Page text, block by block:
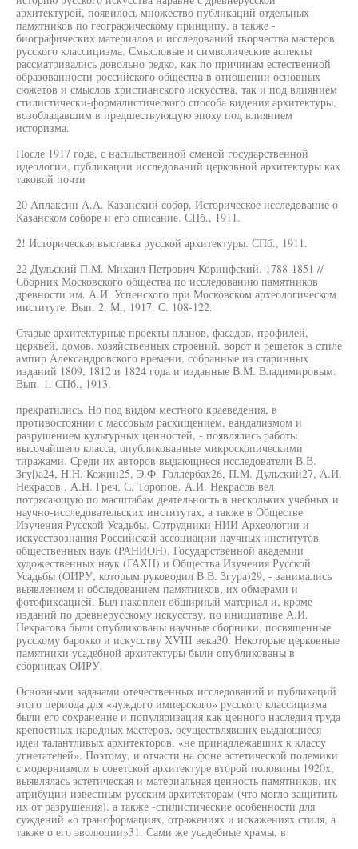
архитектурой, появилось множество публикаций отдельных
памятников по географическому принципу, а также -
биографических материалов и исследований творчества мастеров
русского классицизма. Смысловые и символические аспекты
рассматривались довольно редко, как по причинам естественной
образованности российского общества в отношении основных
сюжетов и смыслов христианского искусства, так и под влиянием
стилистически-формалистического способа видения архитектуры,
возобладавшим в предшествующую эпоху под влиянием
историзма.
После 1917 года, с насильственной сменой государственной
идеологии, публикации исследований церковной архитектуры как
таковой почти
20 Аплаксин А.А. Казанский собор. Историческое исследование о
Казанском соборе и его описание. СПб., 1911.
2! Историческая выставка русской архитектуры. СПб., 1911.
22 Дульский П.М. Михаил Петрович Коринфский. 1788-1851 //
Сборник Московского общества по исследованию памятников
древности им. А.И. Успенского при Московском археологическом
институте. Вып. 2. М., 1917. С. 108-122.
Старые архитектурные проекты планов, фасадов, профилей,
церквей, домов, хозяйственных строений, ворот и решеток в стиле
ампир Александровского времени, собранные из старинных
изданий 1809, 1812 и 1824 года и изданные В.М. Владимировым.
Вып. 1. СПб., 1913.
прекратились. Но под видом местного краеведения, в
противостоянии с массовым расхищением, вандализмом и
разрушением культурных ценностей, - появлялись работы
высочайшего класса, опубликованные микроскопическими
тиражами. Среди их авторов выдающиеся исследователи В.В.
Згу|)а24, H.H. Кожин25, Э.Ф. Голлербах26, П.М. Дульский27, А.И.
Некрасов , А.Н. Греч, С. Торопов. А.И. Некрасов вел
потрясающую по масштабам деятельность в нескольких учебных и
научно-исследовательских институтах, а также в Обществе
Изучения Русской Усадьбы. Сотрудники НИИ Археологии и
искусствознания Российской ассоциации научных институтов
общественных наук (РАНИОН), Государственной академии
художественных наук (ГАХН) и Общества Изучения Русской
Усадьбы (ОИРУ, которым руководил В.В. Згура)29, - занимались
выявлением и обследованием памятников, их обмерами и
фотофиксацией. Был накоплен обширный материал и, кроме
изданий по древнерусскому искусству, по инициативе А.И.
Некрасова были опубликованы научные сборники, посвященные
русскому барокко и искусству XVIII века30. Некоторые церковные
памятники усадебной архитектуры были опубликованы в
сборниках ОИРУ.
Основными задачами отечественных исследований и публикаций
этого периода для «чуждого имперского» русского классицизма
были его сохранение и популяризация как ценного наследия труда
крепостных народных мастеров, осуществлявших выдающиеся
идеи талантливых архитекторов, «не принадлежавших к классу
угнетателей». Поэтому, и отчасти на фоне эстетической полемики
с модернизмом в советской архитектуре второй половины 1920х,
выявлялась эстетическая и материальная ценность памятников, их
атрибуции известным русским архитекторам (что могло защитить
их от разрушения), а также -стилистические особенности для
суждений «о трансформациях, отражениях и искажениях стиля, а
также о его эволюции»31. Сами же усадебные храмы, в